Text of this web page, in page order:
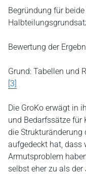
Begründung für
Bewertung der
Grund: Tabellen und
[3]
Die GroKo erwägt in
und Bedarfssätze für
die Strukturänderung
aufgedeckt hat, dass
Armutsproblem
selbst eher zu als